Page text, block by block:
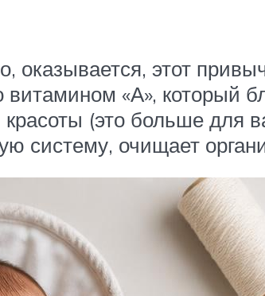
оказывается, этот
«А», который
(это больше для
систему, очищает